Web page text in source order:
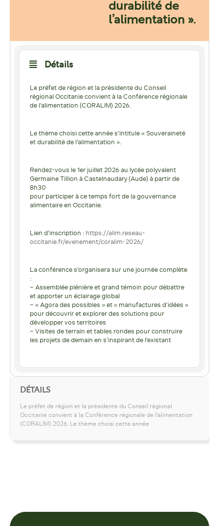
durabilité de
l’alimentation ».
Détails
Le préfet de région et la présidente du Conseil
régional Occitanie convient à la Conférence régionale
de l’alimentation (CORALIM) 2026.
Le thème choisi cette année s’intitule « Souveraineté
et durabilité de l’alimentation ».
Rendez-vous le 1er juillet 2026 au lycée polyvalent
Germaine Tillion à Castelnaudary (Aude) à partir de
8h30
pour participer à ce temps fort de la gouvernance
alimentaire en Occitanie.
Lien d’inscription : https://alim.reseau-
occitanie.fr/evenement/coralim-2026/
La conférence s’organisera sur une journée complète
:
– Assemblée plénière et grand témoin pour débattre
et apporter un éclairage global
– « Agora des possibles » et « manufactures d’idées »
pour découvrir et explorer des solutions pour
développer vos territoires
– Visites de terrain et tables rondes pour construire
les projets de demain en s’inspirant de l’existant
DÉTAILS
Le préfet de région et la présidente du Conseil régional
Occitanie convient à la Conférence régionale de l’alimentation
(CORALIM) 2026. Le thème choisi cette année